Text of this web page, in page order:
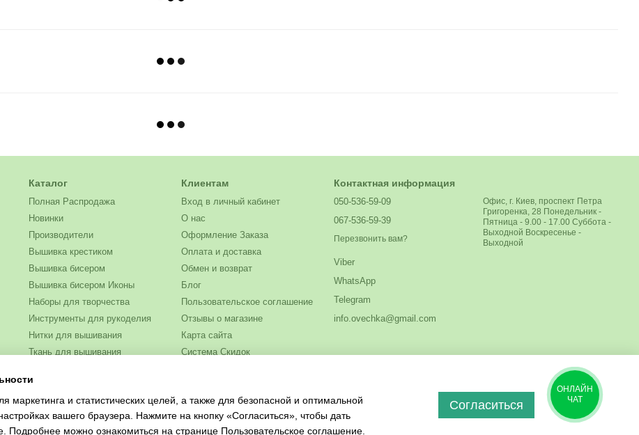
Каталог
Полная Распродажа
Новинки
Производители
Вышивка крестиком
Вышивка бисером
Вышивка бисером Иконы
Наборы для творчества
Инструменты для рукоделия
Нитки для вышивания
Ткань для вышивания
Одежда и текстиль
Журналы для рукоделия
Клиентам
Вход в личный кабинет
О нас
Оформление Заказа
Оплата и доставка
Обмен и возврат
Блог
Пользовательское соглашение
Отзывы о магазине
Карта сайта
Система Скидок
Контактная информация
050-536-59-09
067-536-59-39
Перезвонить вам?
Viber
WhatsApp
Telegram
info.ovechka@gmail.com
Офис, г. Киев, проспект Петра
Григоренка, 28 Понедельник -
Пятница - 9.00 - 17.00 Суббота -
Выходной Воскресенье -
Выходной
маркетинга и статистических целей, а также для безопасной и оптимальной
вашего браузера. Нажмите на кнопку «Согласиться», чтобы дать
Подробнее можно ознакомиться на странице Пользовательское соглашение
Согласиться
ОНЛАЙН
ЧАТ